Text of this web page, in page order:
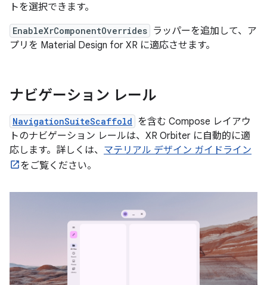
トを選択できます。
EnableXrComponentOverrides ラッパーを追加して、ア
プリを Material Design for XR に適応させます。
ナビゲーション レール
NavigationSuiteScaffold を含む Compose レイアウ
トのナビゲーション レールは、XR Orbiter に自動的に適
応します。詳しくは、 マテリアル デザイン ガイドライン
をご覧ください。